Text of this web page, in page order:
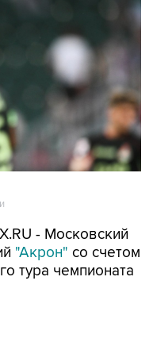
- Московский
"Акрон" со счетом
тура чемпионата